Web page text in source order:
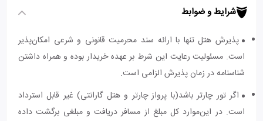
شرایط و ضوابط
پذیرش هتل تنها با ارائه سند محرمیت قانونی و شرعی امکان‌پذیر
است. مسئولیت رعایت این شرط بر عهده خریدار بوده و همراه داشتن
شناسنامه در زمان پذیرش الزامی است.
اگر تور چارتر باشد(با پرواز چارتر و هتل گارانتی) غیر قابل استرداد
است. در این‌موارد کل مبلغ از مسافر دریافت و مبلغی برگشت داده